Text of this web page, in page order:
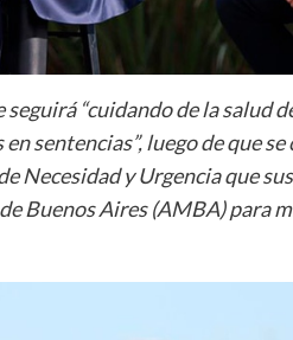
“cuidando de la salud
sentencias”, luego de que
Necesidad y Urgencia que
Buenos Aires (AMBA) para